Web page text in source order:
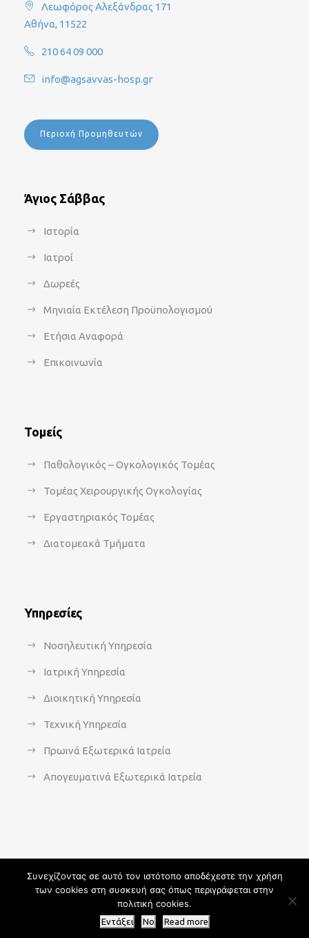
Λεωφόρος Αλεξάνδρας 171
Αθήνα, 11522
210 64 09 000
info@agsavvas-hosp.gr
Περιοχή Προμηθευτών
Άγιος Σάββας
Ιστορία
Ιατροί
Δωρεές
Μηνιαία Εκτέλεση Προϋπολογισμού
Ετήσια Αναφορά
Επικοινωνία
Τομείς
Παθολογικός – Ογκολογικός Τομέας
Τομέας Χειρουργικής Ογκολογίας
Εργαστηριακός Τομέας
Διατομεακά Τμήματα
Υπηρεσίες
Νοσηλευτική Υπηρεσία
Ιατρική Υπηρεσία
Διοικητική Υπηρεσία
Τεχνική Υπηρεσία
Πρωινά Εξωτερικά Ιατρεία
Απογευματινά Εξωτερικά Ιατρεία
Copyright 2021 - agsavvas-hosp.gr - All Rights Reserved | An
Web-Creation powered by
Συνεχίζοντας σε αυτό τον ιστότοπο αποδέχεστε την χρήση
των cookies στη συσκευή σας όπως περιγράφεται στην
πολιτική cookies.
Εντάξει No Read more